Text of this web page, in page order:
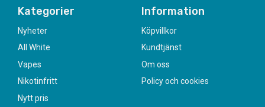
Kategorier
Nyheter
All White
Vapes
Nikotinfritt
Nytt pris
Information
Köpvillkor
Kundtjänst
Om oss
Policy och cookies